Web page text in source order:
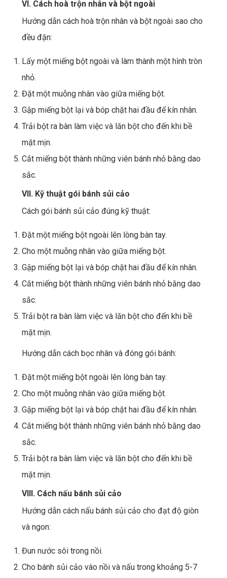
VI. Cách hoà trộn nhân và bột ngoài
Hướng dẫn cách hoà trộn nhân và bột ngoài sao cho
đều đặn:
Lấy một miếng bột ngoài và làm thành một hình tròn
nhỏ.
Đặt một muỗng nhân vào giữa miếng bột.
Gập miếng bột lại và bóp chặt hai đầu để kín nhân.
Trải bột ra bàn làm việc và lăn bột cho đến khi bề
mặt mịn.
Cắt miếng bột thành những viên bánh nhỏ bằng dao
sắc.
VII. Kỹ thuật gói bánh sủi cảo
Cách gói bánh sủi cảo đúng kỹ thuật:
Đặt một miếng bột ngoài lên lòng bàn tay.
Cho một muỗng nhân vào giữa miếng bột.
Gập miếng bột lại và bóp chặt hai đầu để kín nhân.
Cắt miếng bột thành những viên bánh nhỏ bằng dao
sắc.
Trải bột ra bàn làm việc và lăn bột cho đến khi bề
mặt mịn.
Hướng dẫn cách bọc nhân và đóng gói bánh:
Đặt một miếng bột ngoài lên lòng bàn tay.
Cho một muỗng nhân vào giữa miếng bột.
Gập miếng bột lại và bóp chặt hai đầu để kín nhân.
Cắt miếng bột thành những viên bánh nhỏ bằng dao
sắc.
Trải bột ra bàn làm việc và lăn bột cho đến khi bề
mặt mịn.
VIII. Cách nấu bánh sủi cảo
Hướng dẫn cách nấu bánh sủi cảo cho đạt độ giòn
và ngon:
Đun nước sôi trong nồi.
Cho bánh sủi cảo vào nồi và nấu trong khoảng 5-7